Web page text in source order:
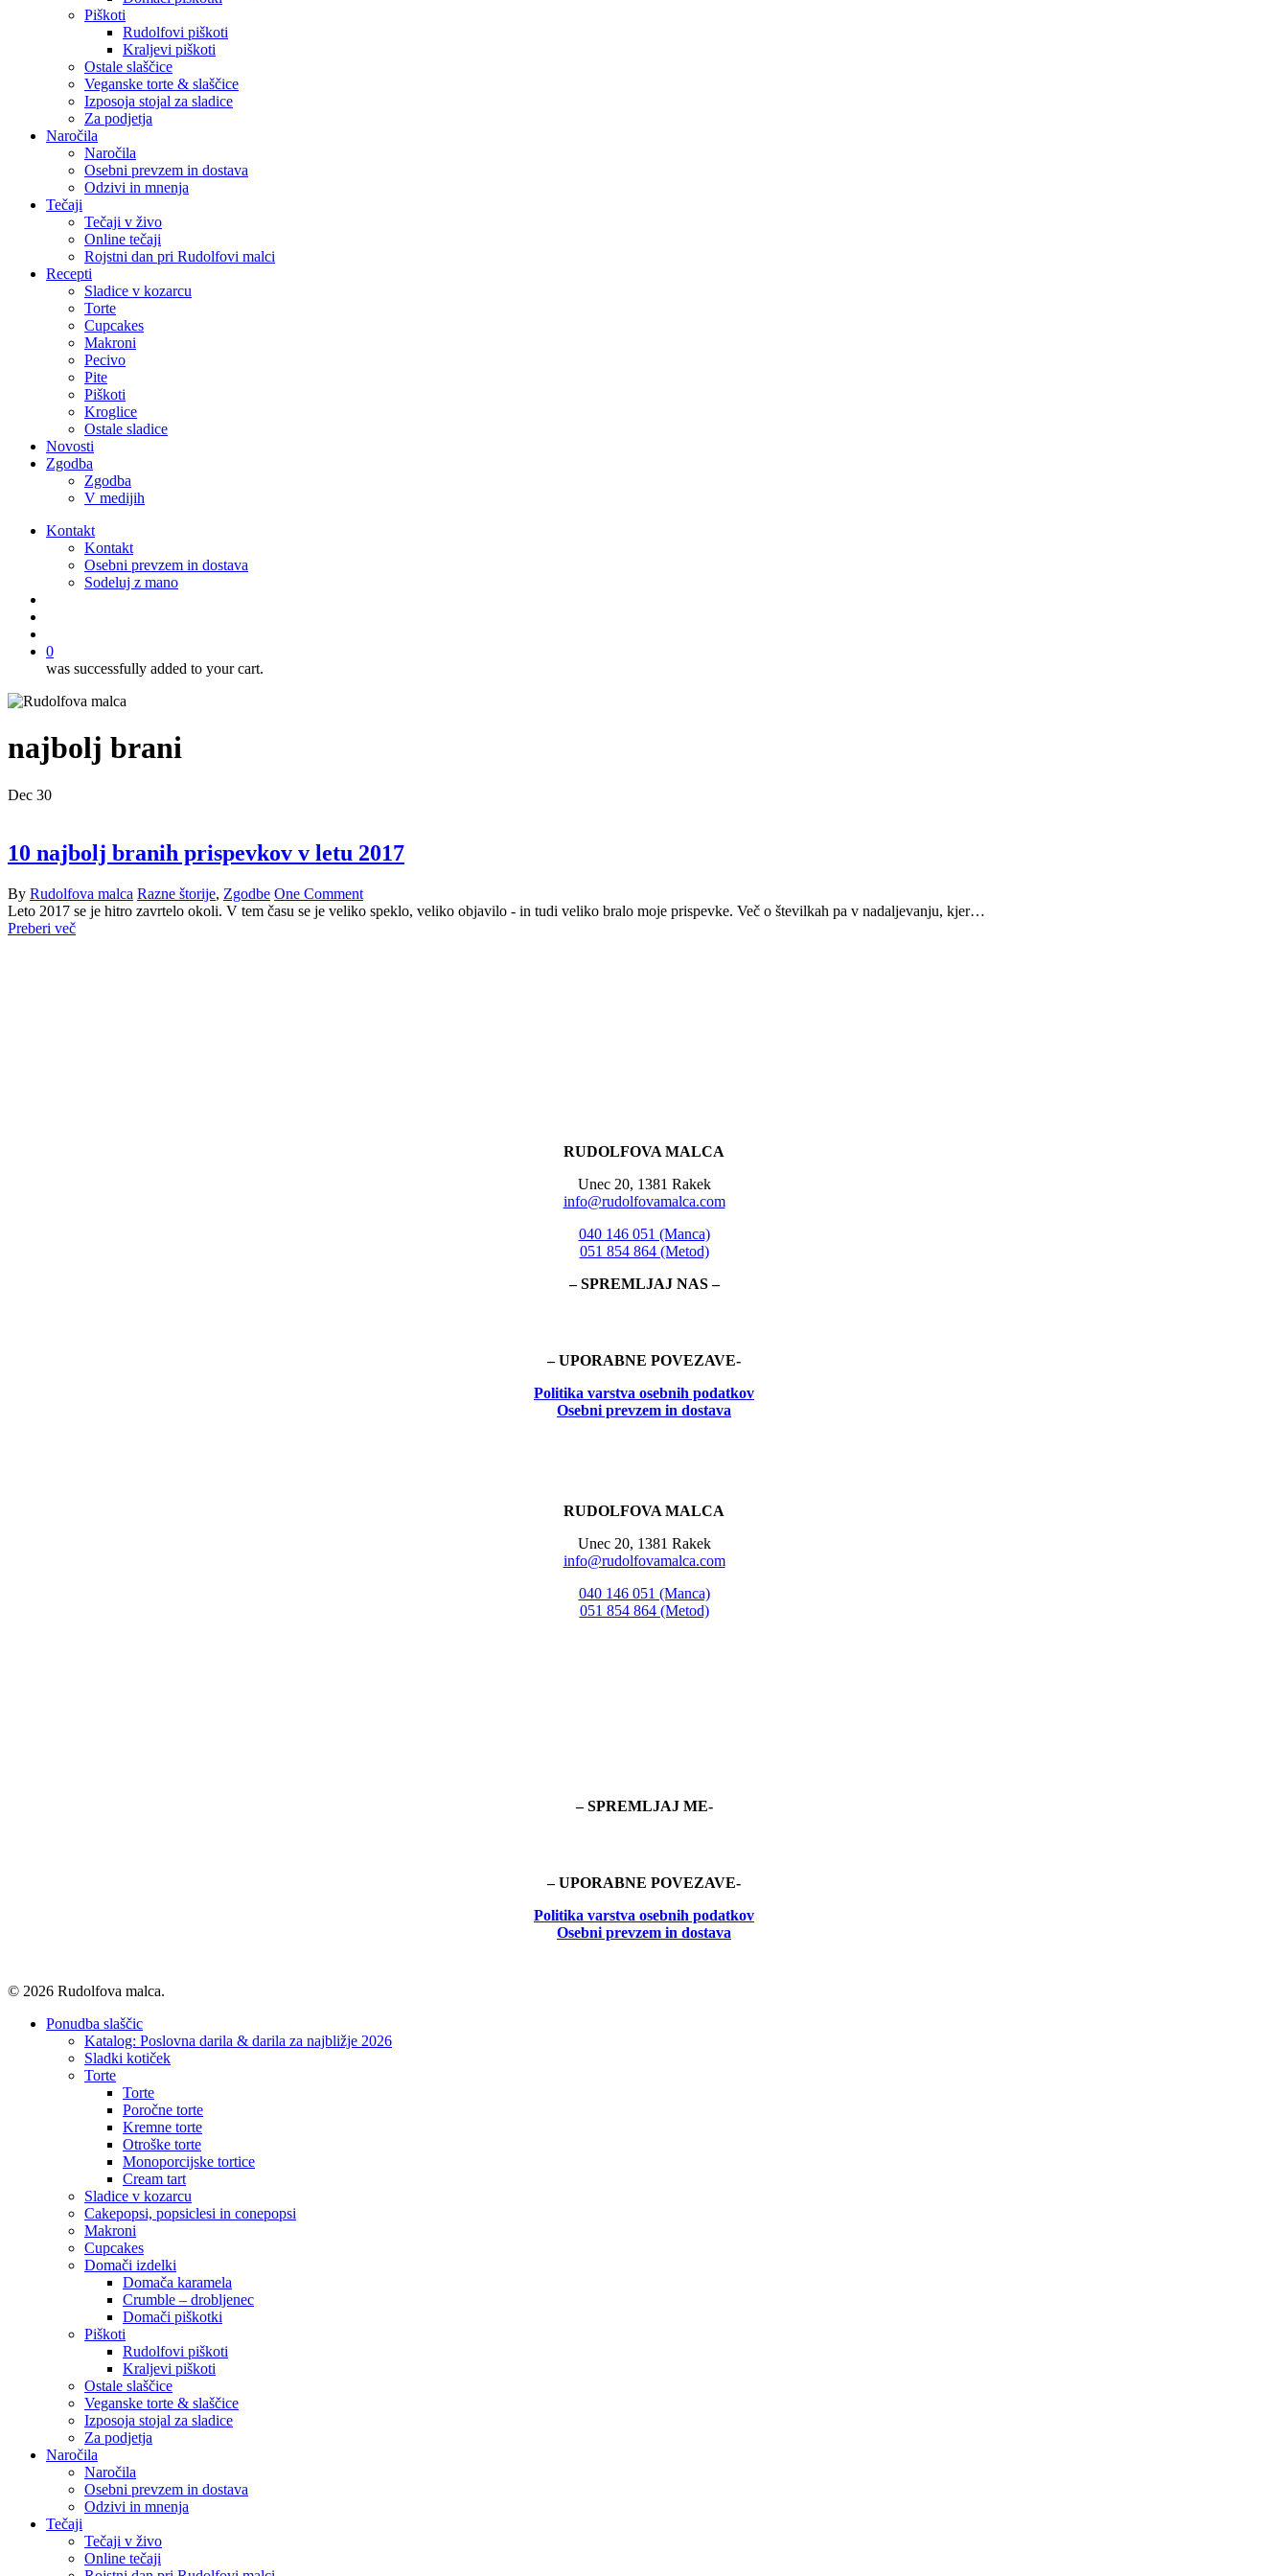
Piškoti
Rudolfovi piškoti
Kraljevi piškoti
Ostale slaščice
Veganske torte & slaščice
Izposoja stojal za sladice
Za podjetja
Naročila
Naročila
Osebni prevzem in dostava
Odzivi in mnenja
Tečaji
Tečaji v živo
Online tečaji
Rojstni dan pri Rudolfovi malci
Recepti
Sladice v kozarcu
Torte
Cupcakes
Makroni
Pecivo
Pite
Piškoti
Kroglice
Ostale sladice
Novosti
Zgodba
Zgodba
V medijih
Kontakt
Kontakt
Osebni prevzem in dostava
Sodeluj z mano
0
was successfully added to your cart.
najbolj brani
Dec 30
10 najbolj branih prispevkov v letu 2017
By Rudolfova malca Razne štorije, Zgodbe One Comment
Leto 2017 se je hitro zavrtelo okoli. V tem času se je veliko speklo, veliko objavilo - in tudi veliko bralo moje prispevke. Več o številkah pa v nadaljevanju, kjer…
Preberi več
RUDOLFOVA MALCA
Unec 20, 1381 Rakek
info@rudolfovamalca.com
040 146 051 (Manca)
051 854 864 (Metod)
– SPREMLJAJ NAS –
– UPORABNE POVEZAVE-
Politika varstva osebnih podatkov
Osebni prevzem in dostava
RUDOLFOVA MALCA
Unec 20, 1381 Rakek
info@rudolfovamalca.com
040 146 051 (Manca)
051 854 864 (Metod)
– SPREMLJAJ ME-
– UPORABNE POVEZAVE-
Politika varstva osebnih podatkov
Osebni prevzem in dostava
© 2026 Rudolfova malca.
Close
Ponudba slaščic
Katalog: Poslovna darila & darila za najbližje 2026
Sladki kotiček
Torte
Torte
Poročne torte
Kremne torte
Otroške torte
Monoporcijske tortice
Cream tart
Sladice v kozarcu
Cakepopsi, popsiclesi in conepopsi
Makroni
Cupcakes
Domači izdelki
Domača karamela
Crumble – drobljenec
Domači piškotki
Piškoti
Rudolfovi piškoti
Kraljevi piškoti
Ostale slaščice
Veganske torte & slaščice
Izposoja stojal za sladice
Za podjetja
Naročila
Naročila
Osebni prevzem in dostava
Odzivi in mnenja
Tečaji
Tečaji v živo
Online tečaji